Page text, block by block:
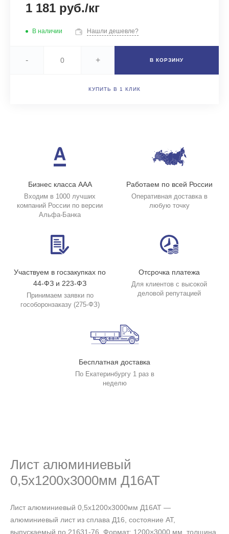
1 181 руб./кг
В наличии Нашли дешевле?
- + В КОРЗИНУ
КУПИТЬ В 1 КЛИК
Бизнес класса ААА
Входим в 1000 лучших
компаний России по версии
Альфа-Банка
Работаем по всей России
Оперативная доставка в
любую точку
Участвуем в госзакупках по
44-ФЗ и 223-ФЗ
Принимаем заявки по
гособоронзаказу (275-ФЗ)
Отсрочка платежа
Для клиентов с высокой
деловой репутацией
Бесплатная доставка
По Екатеринбургу 1 раз в
неделю
Лист алюминиевый
0,5х1200х3000мм Д16АТ
Лист алюминиевый 0,5х1200х3000мм Д16АТ —
алюминиевый лист из сплава Д16, состояние АТ,
выпускаемый по 21631-76. Формат: 1200×3000 мм, толщина